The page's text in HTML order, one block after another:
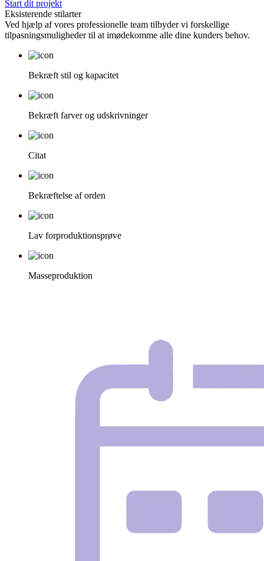
Start dit projekt
Eksisterende stilarter
Ved hjælp af vores professionelle team tilbyder vi forskellige
tilpasningsmuligheder til at imødekomme alle dine kunders behov.
Bekræft stil og kapacitet
Bekræft farver og udskrivninger
Citat
Bekræftelse af orden
Lav forproduktionsprøve
Masseproduktion